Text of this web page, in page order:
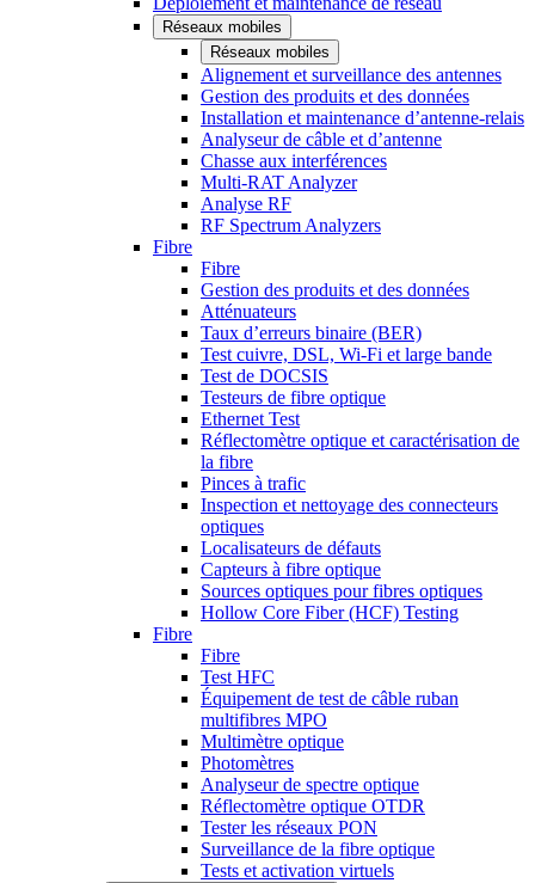
Réseaux mobiles
Réseaux mobiles
Alignement et surveillance des antennes
Gestion des produits et des données
Installation et maintenance d’antenne-relais
Analyseur de câble et d’antenne
Chasse aux interférences
Multi-RAT Analyzer
Analyse RF
RF Spectrum Analyzers
Fibre
Fibre
Gestion des produits et des données
Atténuateurs
Taux d’erreurs binaire (BER)
Test cuivre, DSL, Wi-Fi et large bande
Test de DOCSIS
Testeurs de fibre optique
Ethernet Test
Réflectomètre optique et caractérisation de
la fibre
Pinces à trafic
Inspection et nettoyage des connecteurs
optiques
Localisateurs de défauts
Capteurs à fibre optique
Sources optiques pour fibres optiques
Hollow Core Fiber (HCF) Testing
Fibre
Fibre
Test HFC
Équipement de test de câble ruban
multifibres MPO
Multimètre optique
Photomètres
Analyseur de spectre optique
Réflectomètre optique OTDR
Tester les réseaux PON
Surveillance de la fibre optique
Tests et activation virtuels